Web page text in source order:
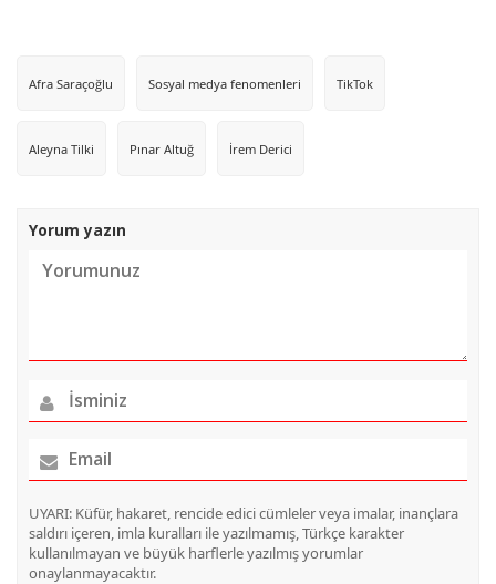
Afra Saraçoğlu Sosyal medya fenomenleri TikTok
Aleyna Tilki Pınar Altuğ İrem Derici
Yorum yazın
UYARI: Küfür, hakaret, rencide edici cümleler veya imalar, inançlara
saldırı içeren, imla kuralları ile yazılmamış, Türkçe karakter
kullanılmayan ve büyük harflerle yazılmış yorumlar
onaylanmayacaktır.